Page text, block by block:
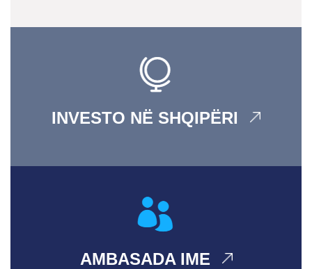
INVESTO NË SHQIPËRI
AMBASADA IME